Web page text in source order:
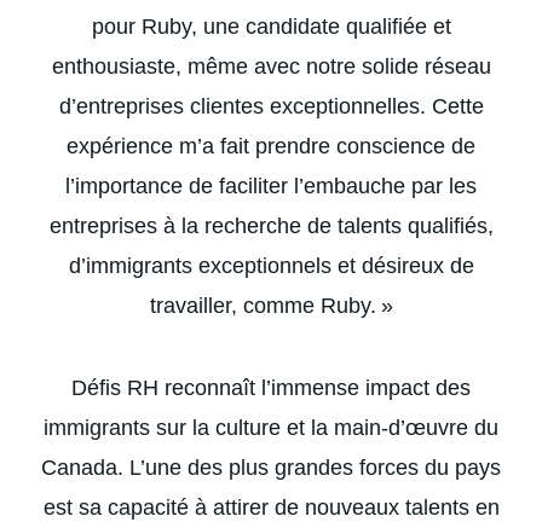
pour Ruby, une candidate qualifiée et
enthousiaste, même avec notre solide réseau
d’entreprises clientes exceptionnelles. Cette
expérience m’a fait prendre conscience de
l’importance de faciliter l’embauche par les
entreprises à la recherche de talents qualifiés,
d’immigrants exceptionnels et désireux de
travailler, comme Ruby. »
Défis RH reconnaît l’immense impact des
immigrants sur la culture et la main-d’œuvre du
Canada. L’une des plus grandes forces du pays
est sa capacité à attirer de nouveaux talents en